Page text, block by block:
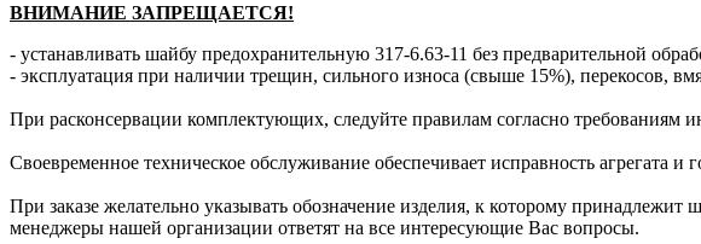
ВНИМАНИЕ ЗАПРЕЩАЕТСЯ!
- устанавливать шайбу предохранительную 317-6.63-11 без предварительной
- эксплуатация при наличии трещин, сильного износа (свыше 15%), перекосов,
При расконсервации комплектующих, следуйте правилам согласно требованиям
Своевременное техническое обслуживание обеспечивает исправность агрегата и
При заказе желательно указывать обозначение изделия, к которому принадлежит
менеджеры нашей организации ответят на все интересующие Вас вопросы.